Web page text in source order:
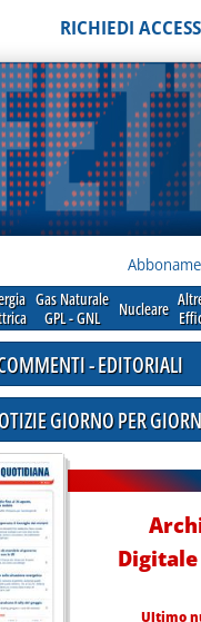
RICHIEDI
Gas Naturale
GPL - GNL
Nucleare
- EDITORIALI
GIORNO PER
Digitale
Ultimo